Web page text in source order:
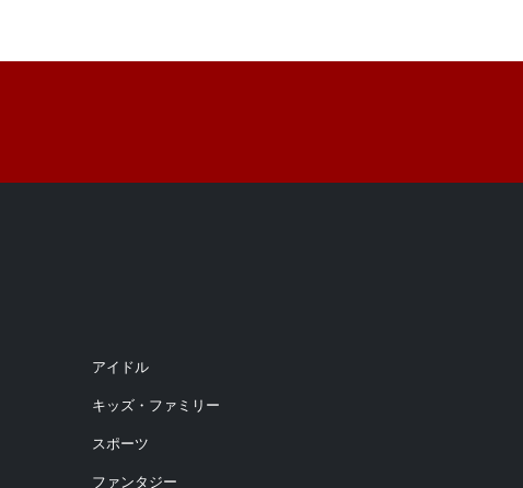
アイドル
キッズ・ファミリー
スポーツ
ファンタジー